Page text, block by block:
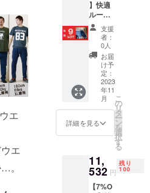
エ
エ
。
送料、
税込み
価格と
なって
おりま
す。 ※
割引率
は販売
予定価
格に送
料を含
む合計
金額に
】快適
ルーム
ウエ
ア、部
屋着の
テラス
トレッ
チデニ
ムパン
ツ。パ
ジャマ
通常
12,400
円を
9％OFF
届けし
ます。
※送料、
税込み
支援
者：
0人
お届
け予
定：
2023
年11
月
詳細を見る
こ
の
リ
タ
ー
ン
を
選
択
す
る
11,
532 円
残り
100
【7%O